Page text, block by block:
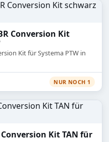
Conversion Kit
Kit für Systema PTW in
NUR NOCH 1
Conversion Kit TAN für